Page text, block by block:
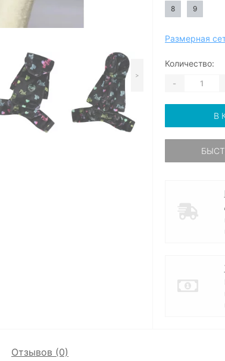
>
8 9
Размерная
Количество:
-
В
Отзывов (0)